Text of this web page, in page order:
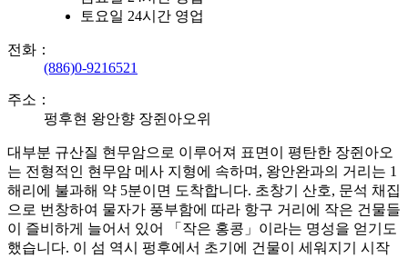
토요일 24시간 영업
전화：
(886)0-9216521
주소：
펑후현 왕안향 장쥔아오위
대부분 규산질 현무암으로 이루어져 표면이 평탄한 장쥔아오
는 전형적인 현무암 메사 지형에 속하며, 왕안완과의 거리는 1
해리에 불과해 약 5분이면 도착합니다. 초창기 산호, 문석 채집
으로 번창하여 물자가 풍부함에 따라 항구 거리에 작은 건물들
이 즐비하게 늘어서 있어 「작은 홍콩」이라는 명성을 얻기도
했습니다. 이 섬 역시 펑후에서 초기에 건물이 세워지기 시작